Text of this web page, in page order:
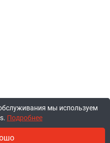
мы используем
Подробнее